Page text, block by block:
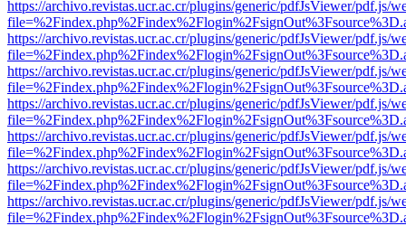
https://archivo.revistas.ucr.ac.cr/plugins/generic/pdfJsViewer/pdf.js/
https://archivo.revistas.ucr.ac.cr/plugins/generic/pdfJsViewer/pdf.js/
https://archivo.revistas.ucr.ac.cr/plugins/generic/pdfJsViewer/pdf.js/
https://archivo.revistas.ucr.ac.cr/plugins/generic/pdfJsViewer/pdf.js/
https://archivo.revistas.ucr.ac.cr/plugins/generic/pdfJsViewer/pdf.js/
https://archivo.revistas.ucr.ac.cr/plugins/generic/pdfJsViewer/pdf.js/
https://archivo.revistas.ucr.ac.cr/plugins/generic/pdfJsViewer/pdf.js/